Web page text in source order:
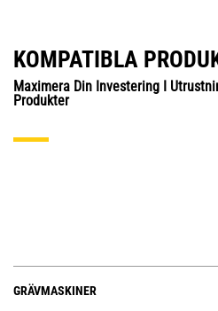
KOMPATIBLA
Maximera Din Investering I
Produkter
GRÄVMASKINER